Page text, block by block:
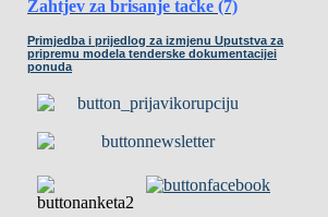
Zahtjev za brisanje tačke (7)
Primjedba i prijedlog za izmjenu Uputstva za
pripremu modela tenderske dokumentacijei
ponuda